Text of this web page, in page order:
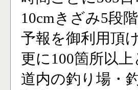
10cmきざみ5段
予報を御利用頂
更に100箇所以
道内の釣り場・